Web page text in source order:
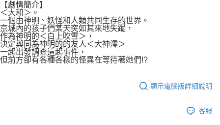
【劇情簡介】
＜大和＞。
一個由神明、妖怪和人類共同生存的世界。
京城內的孩子們某天突如其來地失蹤，
作為神明的＜白上吹雪＞，
決定與同為神明的的友人＜大神澪＞
一起出發調查這起事件，
但前方卻有各種各樣的怪異在等待著她們!?
顯示電腦版詳細說明
客服